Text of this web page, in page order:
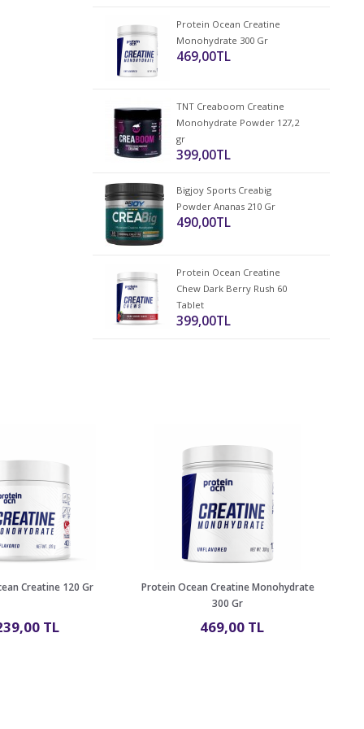
Protein Ocean Creatine
Monohydrate 300 Gr
469,00TL
TNT Creaboom Creatine
Monohydrate Powder 127,2
gr
399,00TL
Bigjoy Sports Creabig
Powder Ananas 210 Gr
490,00TL
Protein Ocean Creatine
Chew Dark Berry Rush 60
Tablet
399,00TL
Creatine 120 Gr
TL
Protein Ocean Creatine Monohydrate
300 Gr
469,00 TL